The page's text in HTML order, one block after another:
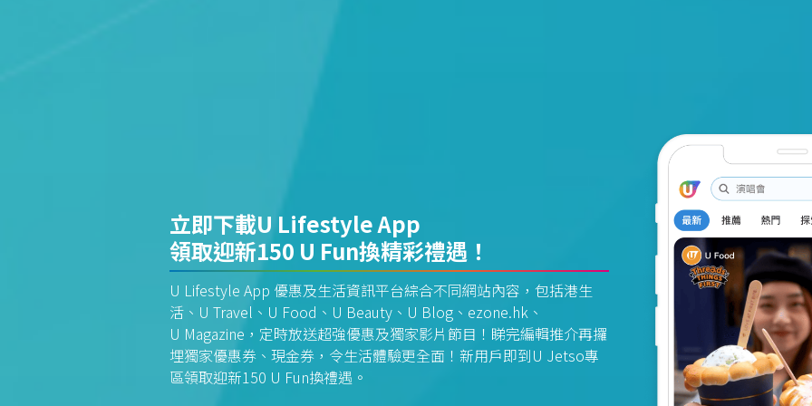
立即下載U Lifestyle App
領取迎新150 U Fun換精彩禮遇！
U Lifestyle App 優惠及生活資訊平台綜合不同網站內容，包括港生
活、U Travel、U Food、U Beauty、U Blog、ezone.hk、
U Magazine，定時放送超強優惠及獨家影片節目！睇完編輯推介再攞
埋獨家優惠券、現金券，令生活體驗更全面！新用戶即到U Jetso專
區領取迎新150 U Fun換禮遇。